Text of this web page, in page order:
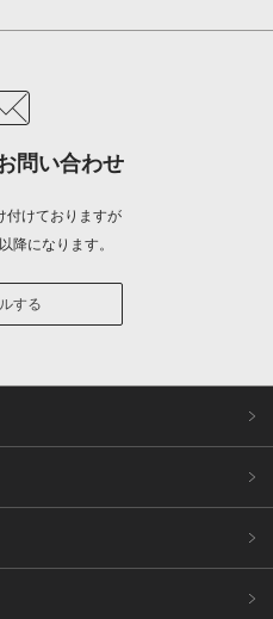
問い合わせ
付けておりますが
降になります。
する